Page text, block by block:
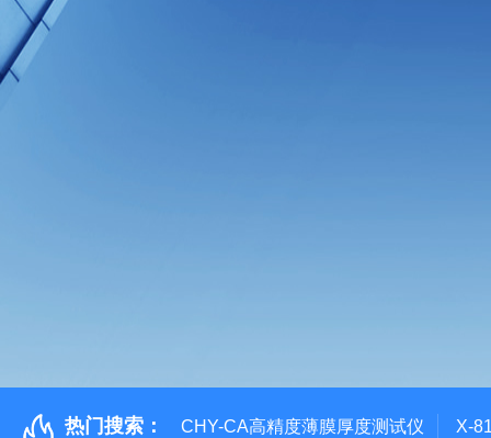
热门搜索： CHY-CA高精度薄膜厚度测试仪 X-